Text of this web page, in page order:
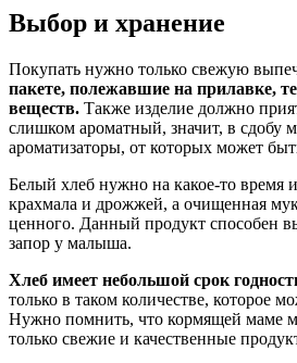
Выбор и хранение
Покупать нужно только свежую
пакете, полежавшие на прилавке,
веществ. Также изделие должно
слишком ароматный, значит, в сдобу
ароматизаторы, от которых может
Белый хлеб нужно на какое-то время
крахмала и дрожжей, а очищенная
ценного. Данный продукт способен
запор у малыша.
Хлеб имеет небольшой срок
только в таком количестве, которое
Нужно помнить, что кормящей маме
только свежие и качественные